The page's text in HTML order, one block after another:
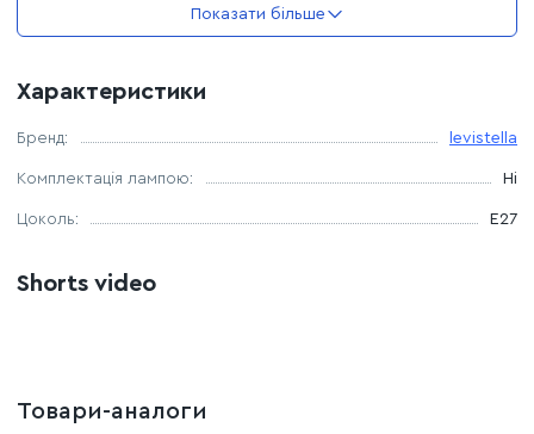
Показати більше
Характеристики
Бренд: levistella
Комплектація лампою: Ні
Цоколь: E27
Shorts video
Товари-аналоги